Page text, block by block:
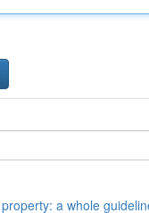
a whole